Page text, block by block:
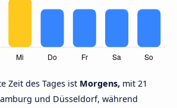
Zeit des Tages ist Morgens, mit 21
und Düsseldorf, während